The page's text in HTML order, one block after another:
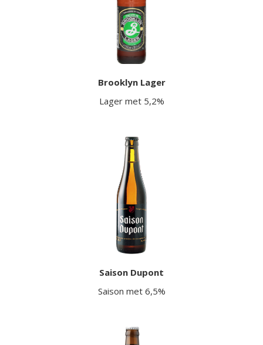
Brooklyn Lager
Lager met 5,2%
Saison Dupont
Saison met 6,5%